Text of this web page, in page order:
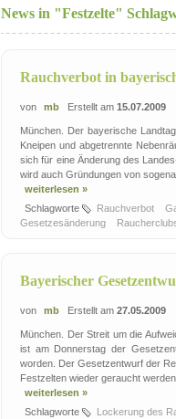
News in "Festzelte"
Rauchverbot in
von mb Erstellt am 15.07.2009
München. Der bayerische
Kneipen und abgetrennte
sich für eine Änderung des
wird auch Gründungen von
weiterlesen »
Schlagworte
Rauchverbot
Gesetzesänderung
Bayerischer
von mb Erstellt am 27.05.2009
München. Der Streit um die
ist am Donnerstag der
worden. Der Gesetzentwurf der
Festzelten wieder geraucht
weiterlesen »
Schlagworte
Lockerung des